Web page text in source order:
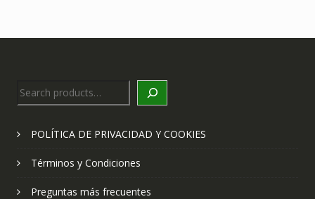
Search
POLÍTICA DE PRIVACIDAD Y COOKIES
Términos y Condiciones
Preguntas más frecuentes